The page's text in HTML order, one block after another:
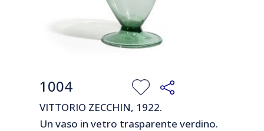
1004
VITTORIO ZECCHIN, 1922.
Un vaso in vetro trasparente verdino.